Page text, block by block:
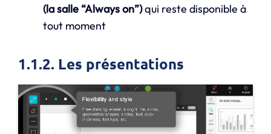
(la salle “Always on”)qui reste disponible à
tout moment
1.1.2. Les présentations